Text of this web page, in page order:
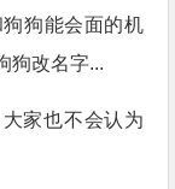
狗能会面的机
狗改名字...
家也不会认为